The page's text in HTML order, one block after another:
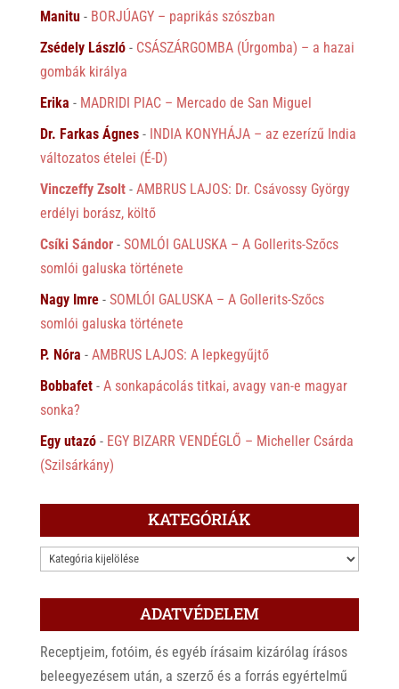
Manitu- BORJÚAGY – paprikás szószban
Zsédely László- CSÁSZÁRGOMBA (Úrgomba) – a hazai
gombák királya
Erika - MADRIDI PIAC – Mercado de San Miguel
Dr. Farkas Ágnes- INDIA KONYHÁJA – az ezerízű India
változatos ételei (É-D)
Vinczeffy Zsolt- AMBRUS LAJOS: Dr. Csávossy György
erdélyi borász, költő
Csíki Sándor- SOMLÓI GALUSKA – A Gollerits-Szőcs
somlói galuska története
Nagy Imre- SOMLÓI GALUSKA – A Gollerits-Szőcs
somlói galuska története
P. Nóra - AMBRUS LAJOS: A lepkegyűjtő
Bobbafet- A sonkapácolás titkai, avagy van-e magyar
sonka?
Egy utazó- EGY BIZARR VENDÉGLŐ – Micheller Csárda
(Szilsárkány)
KATEGÓRIÁK
KATEGÓRIÁK
ADATVÉDELEM
Receptjeim, fotóim, és egyéb írásaim kizárólag írásos
beleegyezésem után, a szerző és a forrás egyértelmű